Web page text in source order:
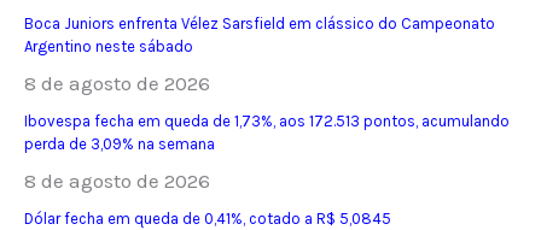
Boca Juniors enfrenta Vélez Sarsfield em clássico do Campeonato
Argentino neste sábado
8 de agosto de 2026
Ibovespa fecha em queda de 1,73%, aos 172.513 pontos, acumulando
perda de 3,09% na semana
8 de agosto de 2026
Dólar fecha em queda de 0,41%, cotado a R$ 5,0845